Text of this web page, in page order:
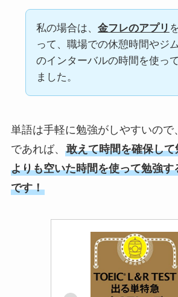
私の場合は、 金フレのアプリ
って、職場での休憩時間やジ
のインターバルの時間を使っ
ました。
単語は手軽に勉強がしやすいので
であれば、 敢えて時間を確保し
よりも空いた時間を使って勉強す
です！